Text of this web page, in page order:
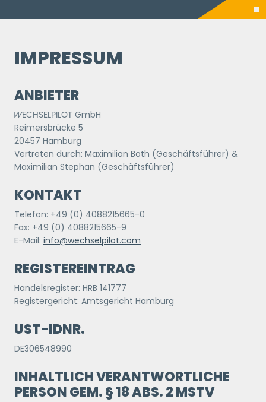
IMPRESSUM
ANBIETER
WECHSELPILOT GmbH
Reimersbrücke 5
20457 Hamburg
Vertreten durch: Maximilian Both (Geschäftsführer) &
Maximilian Stephan (Geschäftsführer)
KONTAKT
Telefon: +49 (0) 4088215665-0
Fax: +49 (0) 4088215665-9
E-Mail: info@wechselpilot.com
REGISTEREINTRAG
Handelsregister: HRB 141777
Registergericht: Amtsgericht Hamburg
UST-IDNR.
DE306548990
INHALTLICH VERANTWORTLICHE
PERSON GEM. § 18 ABS. 2 MSTV